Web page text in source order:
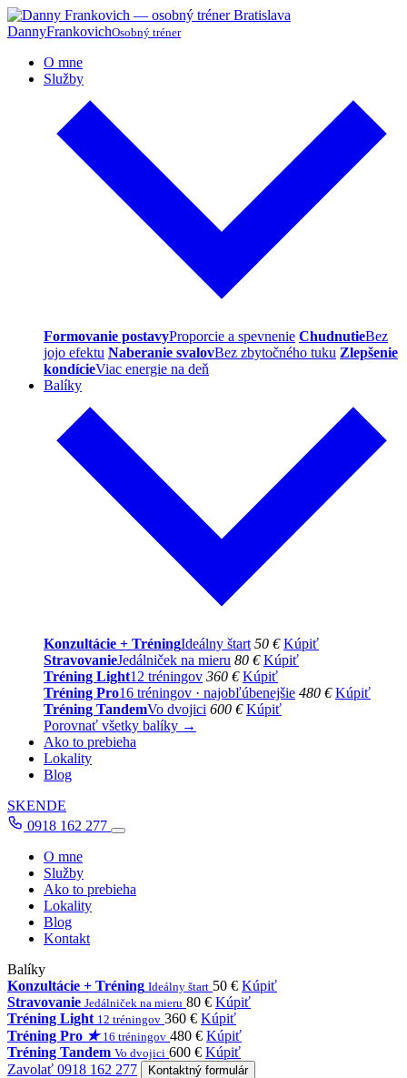
DannyFrankovichOsobný tréner
O mne
Služby
Formovanie postavyProporcie a spevnenie ChudnutieBez
jojo efektu Naberanie svalovBez zbytočného tuku Zlepšenie
kondícieViac energie na deň
Balíky
Konzultácie + TréningIdeálny štart 50 € Kúpiť
StravovanieJedálniček na mieru 80 € Kúpiť
Tréning Light12 tréningov 360 € Kúpiť
Tréning Pro16 tréningov · najobľúbenejšie 480 € Kúpiť
Tréning TandemVo dvojici 600 € Kúpiť
Porovnať všetky balíky →
Ako to prebieha
Lokality
Blog
SKENDE
0918 162 277
O mne
Služby
Ako to prebieha
Lokality
Blog
Kontakt
Balíky
Konzultácie + Tréning Ideálny štart 50 € Kúpiť
Stravovanie Jedálniček na mieru 80 € Kúpiť
Tréning Light 12 tréningov 360 € Kúpiť
Tréning Pro ★ 16 tréningov 480 € Kúpiť
Tréning Tandem Vo dvojici 600 € Kúpiť
Zavolať 0918 162 277
Kontaktný formulár